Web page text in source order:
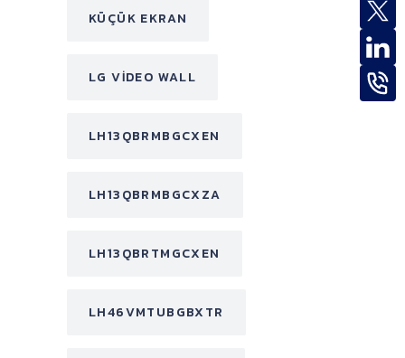
KÜÇÜK EKRAN
LG VIDEO WALL
LH13QBRMBGCXEN
LH13QBRMBGCXZA
LH13QBRTMGCXEN
LH46VMTUBGBXTR